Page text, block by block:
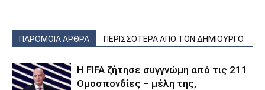
ΠΑΡΟΜΟΙΑ ΑΡΘΡΑ ΠΕΡΙΣΣΟΤΕΡΑ ΑΠΟ ΤΟΝ ΔΗΜΙΟΥΡΓΟ
Η FIFA ζήτησε συγγνώμη από τις 211
Ομοσπονδίες – μέλη της,